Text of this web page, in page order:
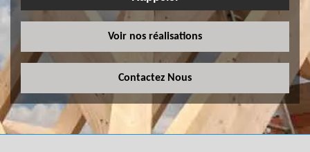
Voir nos réalisations
Contactez Nous